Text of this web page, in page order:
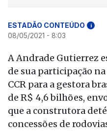
ESTADÃO CONTEÚDO i
08/05/2021 - 8:03
A Andrade Gutierrez
de sua participação
CCR para a gestora
de R$ 4,6 bilhões,
que a construtora
concessões de